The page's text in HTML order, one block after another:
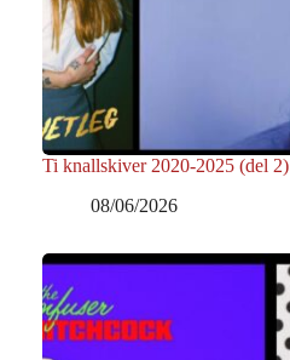
Ti knallskiver 2020-2025 (del 2)
08/06/2026